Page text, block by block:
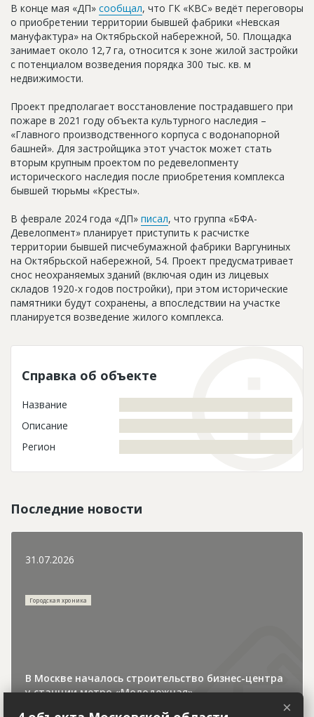
В конце мая «ДП» сообщал, что ГК «КВС» ведёт переговоры
о приобретении территории бывшей фабрики «Невская
мануфактура» на Октябрьской набережной, 50. Площадка
занимает около 12,7 га, относится к зоне жилой застройки
с потенциалом возведения порядка 300 тыс. кв. м
недвижимости.
Проект предполагает восстановление пострадавшего при
пожаре в 2021 году объекта культурного наследия –
«Главного производственного корпуса с водонапорной
башней». Для застройщика этот участок может стать
вторым крупным проектом по редевелопменту
исторического наследия после приобретения комплекса
бывшей тюрьмы «Кресты».
В феврале 2024 года «ДП» писал, что группа «БФА-
Девелопмент» планирует приступить к расчистке
территории бывшей писчебумажной фабрики Варгуниных
на Октябрьской набережной, 54. Проект предусматривает
снос неохраняемых зданий (включая один из лицевых
складов 1920-х годов постройки), при этом исторические
памятники будут сохранены, а впоследствии на участке
планируется возведение жилого комплекса.
Справка об объекте
Название
Описание
Регион
Последние новости
31.07.2026
Городская хроника
В Москве началось строительство бизнес-центра
у станции метро «Молодежная»
×